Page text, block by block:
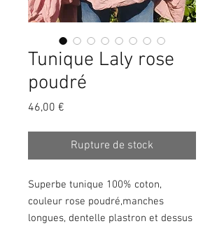
Tunique Laly rose
poudré
46,00 €
Rupture de stock
Superbe tunique 100% coton,
couleur rose poudré,manches
longues, dentelle plastron et dessus